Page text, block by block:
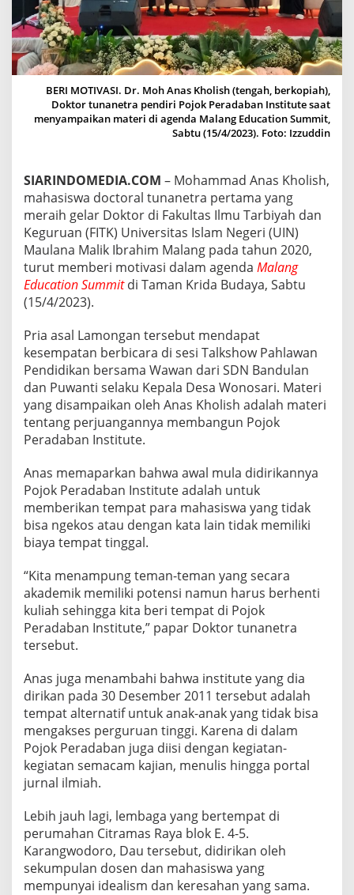
U
N
A
N
E
T
R
A
Y
A
S
U
K
S
E
S
D
R
A
N
O
J
O
K
A
D
A
B
A
N
S
T
I
T
E
BERI MOTIVASI. Dr. Moh Anas Kholish (tengah, berkopiah),
Doktor tunanetra pendiri Pojok Peradaban Institute saat
menyampaikan materi di agenda Malang Education Summit,
Sabtu (15/4/2023). Foto: Izzuddin
SIARINDOMEDIA.COM – Mohammad Anas Kholish,
mahasiswa doctoral tunanetra pertama yang
meraih gelar Doktor di Fakultas Ilmu Tarbiyah dan
Keguruan (FITK) Universitas Islam Negeri (UIN)
Maulana Malik Ibrahim Malang pada tahun 2020,
turut memberi motivasi dalam agenda Malang
Education Summitdi Taman Krida Budaya, Sabtu
(15/4/2023).
Pria asal Lamongan tersebut mendapat
kesempatan berbicara di sesi Talkshow Pahlawan
Pendidikan bersama Wawan dari SDN Bandulan
dan Puwanti selaku Kepala Desa Wonosari. Materi
yang disampaikan oleh Anas Kholish adalah materi
tentang perjuangannya membangun Pojok
Peradaban Institute.
Anas memaparkan bahwa awal mula didirikannya
Pojok Peradaban Institute adalah untuk
memberikan tempat para mahasiswa yang tidak
bisa ngekos atau dengan kata lain tidak memiliki
biaya tempat tinggal.
“Kita menampung teman-teman yang secara
akademik memiliki potensi namun harus berhenti
kuliah sehingga kita beri tempat di Pojok
Peradaban Institute,” papar Doktor tunanetra
tersebut.
Anas juga menambahi bahwa institute yang dia
dirikan pada 30 Desember 2011 tersebut adalah
tempat alternatif untuk anak-anak yang tidak bisa
mengakses perguruan tinggi. Karena di dalam
Pojok Peradaban juga diisi dengan kegiatan-
kegiatan semacam kajian, menulis hingga portal
jurnal ilmiah.
Lebih jauh lagi, lembaga yang bertempat di
perumahan Citramas Raya blok E. 4-5.
Karangwodoro, Dau tersebut, didirikan oleh
sekumpulan dosen dan mahasiswa yang
mempunyai idealism dan keresahan yang sama.